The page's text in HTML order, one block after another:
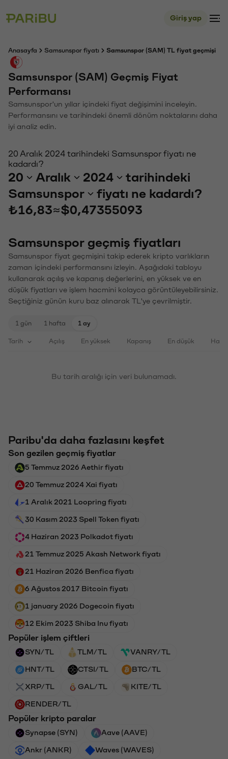
Giriş yap
Anasayfa Samsunspor fiyatı Samsunspor (SAM) TL fiyat geçmişi
Samsunspor (SAM) Geçmiş Fiyat
Performansı
Samsunspor'un yıllar içindeki fiyat değişimini inceleyin.
Performansını ve tarihindeki önemli dönüm noktalarını daha
iyi analiz edin.
20 Aralık 2024 tarihindeki Samsunspor fiyatı ne
kadardı?
20 Aralık 2024
tarihindeki
Samsunspor
fiyatı ne kadardı?
₺16,83≈$0,47355093
Samsunspor geçmiş fiyatları
Samsunspor fiyat geçmişini takip ederek kripto varlıkların
zaman içindeki performansını izleyin. Aşağıdaki tabloyu
kullanarak açılış ve kapanış değerlerini, en yüksek ve en
düşük fiyatları ve işlem hacmini kolayca görüntüleyebilirsiniz.
Seçtiğiniz günün kuru baz alınarak TL'ye çevrilmiştir.
1 gün 1 hafta 1 ay
Tarih Açılış En yüksek Kapanış En düşük
Bu tarih aralığı için veri bulunamadı.
Paribu'da daha fazlasını keşfet
Son gezilen geçmiş fiyatlar
5 Temmuz 2026 Aethir fiyatı
20 Temmuz 2024 Xai fiyatı
1 Aralık 2021 Loopring fiyatı
30 Kasım 2023 Spell Token fiyatı
4 Haziran 2023 Polkadot fiyatı
21 Temmuz 2025 Akash Network fiyatı
21 Haziran 2026 Benfica fiyatı
6 Ağustos 2017 Bitcoin fiyatı
1 january 2026 Dogecoin fiyatı
12 Ekim 2023 Shiba Inu fiyatı
Popüler işlem çiftleri
SYN/TL TLM/TL VANRY/TL
HNT/TL CTSI/TL BTC/TL
XRP/TL GAL/TL KITE/TL
RENDER/TL
Popüler kripto paralar
Synapse (SYN) Aave (AAVE)
Ankr (ANKR) Waves (WAVES)